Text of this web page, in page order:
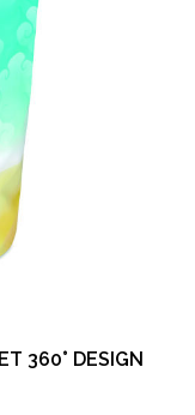
360° DESIGN